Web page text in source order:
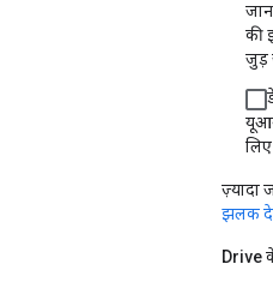
की
जुड़
लिए
ज़्यादा
झलक
Drive